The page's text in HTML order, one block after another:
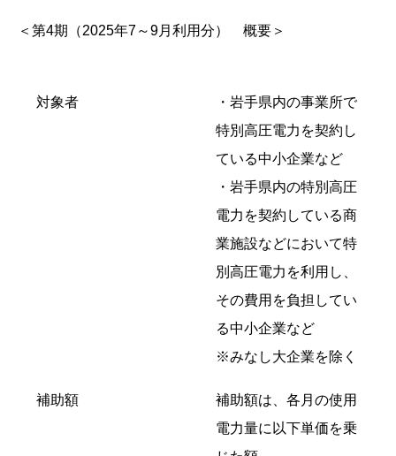
＜第4期（2025年7～9月利用分） 概要＞
対象者
・岩手県内の事業所で
特別高圧電力を契約し
ている中小企業など
・岩手県内の特別高圧
電力を契約している商
業施設などにおいて特
別高圧電力を利用し、
その費用を負担してい
る中小企業など
※みなし大企業を除く
補助額
補助額は、各月の使用
電力量に以下単価を乗